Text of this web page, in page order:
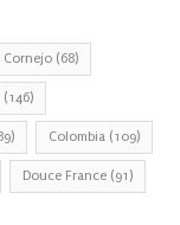
Cornejo (68)
(146)
Colombia (109)
Douce France (91)